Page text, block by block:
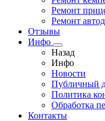
Ремонт
Ремонт
Отзывы
Инфо
Назад
Инфо
Новости
Публичный
Политика
Обработка
Контакты